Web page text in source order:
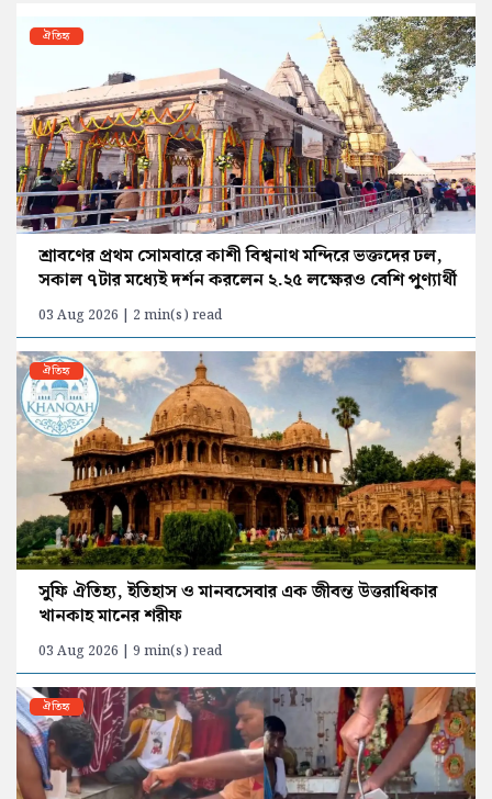
ঐতিহ্য
শ্রাবণের প্রথম সোমবারে কাশী বিশ্বনাথ মন্দিরে ভক্তদের ঢল,
সকাল ৭টার মধ্যেই দর্শন করলেন ২.২৫ লক্ষেরও বেশি পুণ্যার্থী
03 Aug 2026 | 2 min(s) read
ঐতিহ্য
সুফি ঐতিহ্য, ইতিহাস ও মানবসেবার এক জীবন্ত উত্তরাধিকার
খানকাহ মানের শরীফ
03 Aug 2026 | 9 min(s) read
ঐতিহ্য